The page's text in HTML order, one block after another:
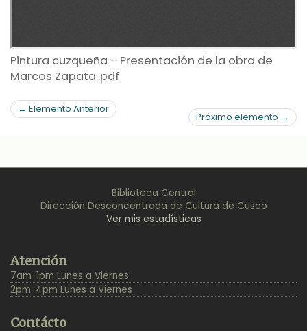
Pintura cuzqueña - Presentación de la obra de
Marcos Zapata..pdf
← Elemento Anterior
Próximo elemento →
Biblioteca Central
Dirección Desconcentrada de Cultura de Cusco
Ver mis estadísticas
Top
Atención
7am-1pm Lunes a Viernes
2pm-4pm Lunes a Viernes
Contácto